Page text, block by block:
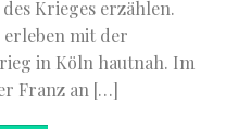
Krieges erzählen.
erleben mit der
in Köln hautnah. Im
Franz an […]